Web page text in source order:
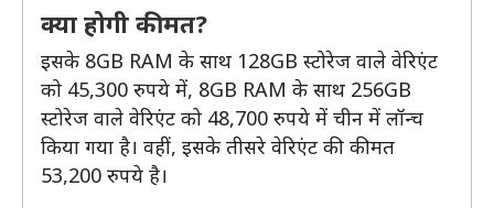
क्या होगी कीमत?
इसके 8GB RAM के साथ 128GB स्टोरेज वाले वेरिएंट
को 45,300 रुपये में, 8GB RAM के साथ 256GB
स्टोरेज वाले वेरिएंट को 48,700 रुपये में चीन में लॉन्च
किया गया है। वहीं, इसके तीसरे वेरिएंट की कीमत
53,200 रुपये है।